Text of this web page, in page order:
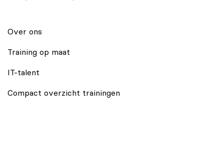
Over ons
Training op maat
IT-talent
Compact overzicht trainingen